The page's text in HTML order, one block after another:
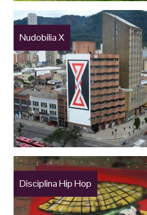
Nudobilia X
Disciplina Hip Hop